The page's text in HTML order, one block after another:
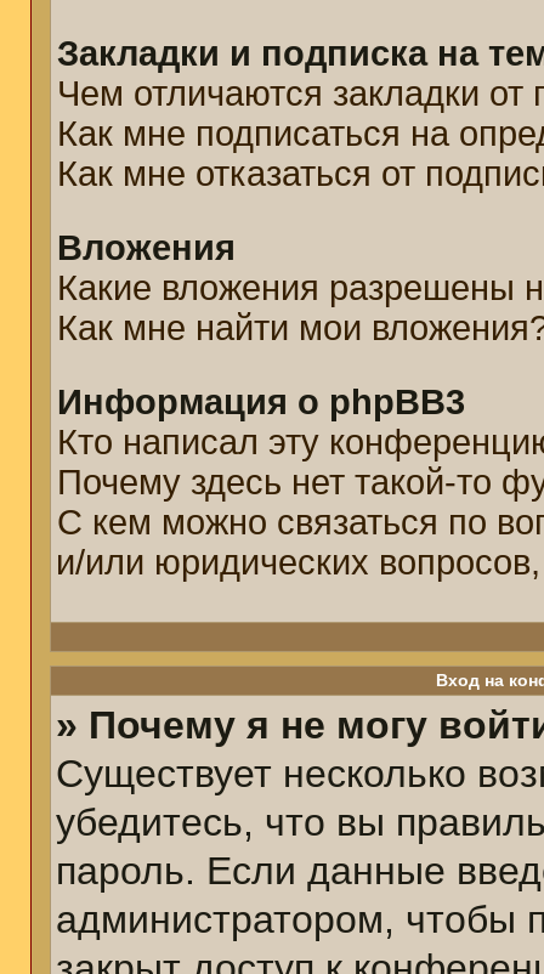
Закладки и подписка на
Чем отличаются закладки от
Как мне подписаться на
Как мне отказаться от
Вложения
Какие вложения разрешены
Как мне найти мои
Информация о phpBB3
Кто написал эту
Почему здесь нет такой-то
С кем можно связаться по
и/или юридических
Вход на
» Почему я не могу
Существует несколько
убедитесь, что вы
пароль. Если данные
администратором, чтобы